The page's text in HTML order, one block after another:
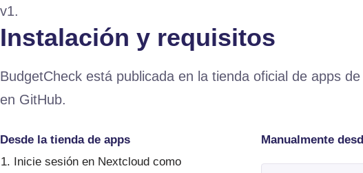
v1.
Instalación y requisitos
BudgetCheck está publicada en la tienda oficial de apps
en GitHub.
Desde la tienda de apps
Inicie sesión en Nextcloud como
Manualmente